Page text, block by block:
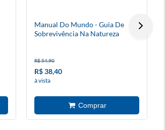
Manual Do Mundo - Guia De
Sobrevivência Na Natureza
R$ 54,90
R$ 38,40
à vista